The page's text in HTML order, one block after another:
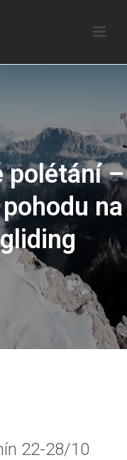
polétání –
na
22-28/10